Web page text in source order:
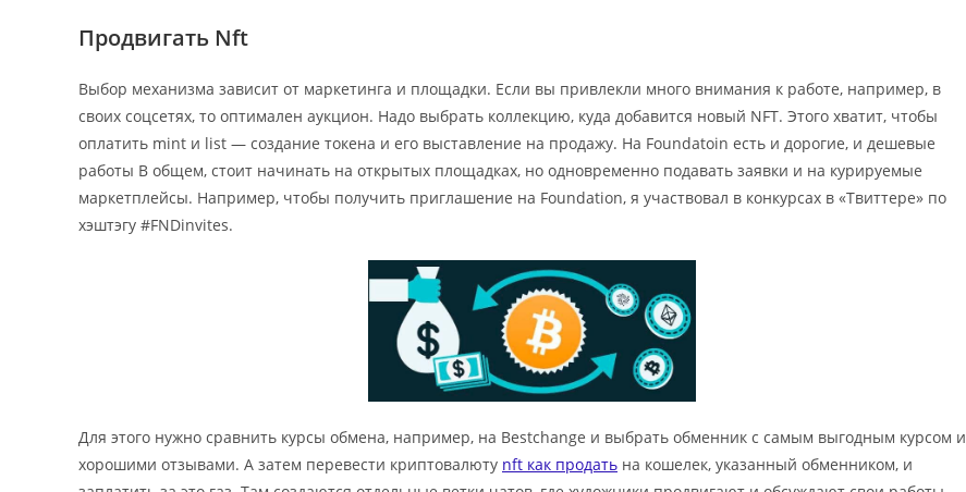
Продвигать Nft
Выбор механизма зависит от маркетинга и площадки. Если вы привлекли много внимания к работе, например, в
своих соцсетях, то оптимален аукцион. Надо выбрать коллекцию, куда добавится новый NFT. Этого хватит, чтобы
оплатить mint и list — создание токена и его выставление на продажу. На Foundatoin есть и дорогие, и дешевые
работы В общем, стоит начинать на открытых площадках, но одновременно подавать заявки и на курируемые
маркетплейсы. Например, чтобы получить приглашение на Foundation, я участвовал в конкурсах в «Твиттере» по
хэштэгу #FNDinvites.
Для этого нужно сравнить курсы обмена, например, на Bestchange и выбрать обменник с самым выгодным курсом и
хорошими отзывами. А затем перевести криптовалюту nft как продать на кошелек, указанный обменником, и